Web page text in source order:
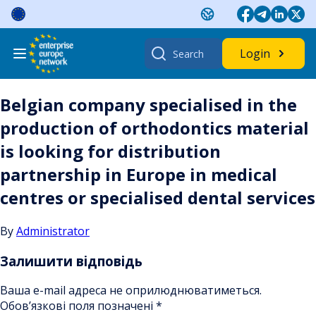
Skip
content
Search
for:
Login
Belgian company specialised in the
production of orthodontics material
is looking for distribution
partnership in Europe in medical
centres or specialised dental services
ByAdministrator
Залишити відповідь
Ваша e-mail адреса не оприлюднюватиметься.
Обов’язкові поля позначені *